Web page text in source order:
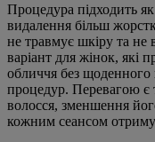
Процедура підходить як
видалення більш
не травмує шкіру та не
варіант для жінок, які
обличчя без щоденного
процедур. Перевагою є
волосся, зменшення
кожним сеансом